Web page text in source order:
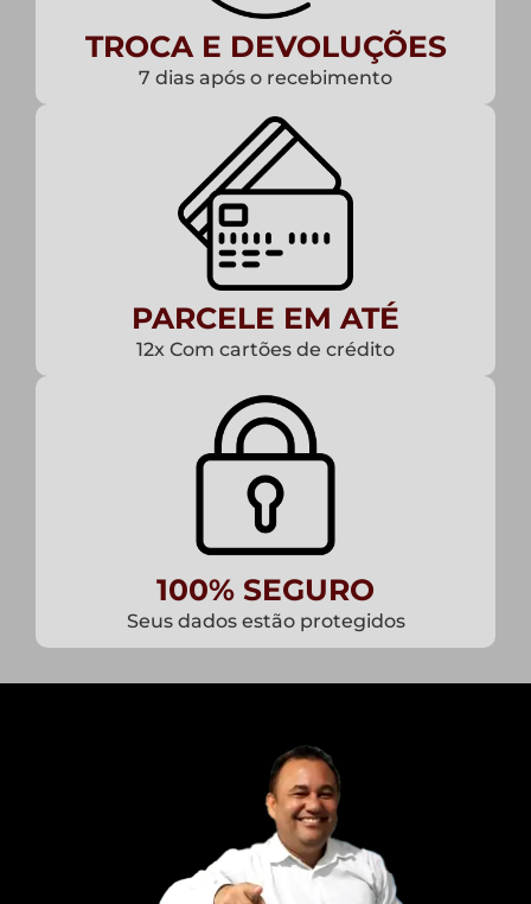
TROCA E DEVOLUÇÕES
7 dias após o recebimento
PARCELE EM ATÉ
12x Com cartões de crédito
100% SEGURO
Seus dados estão protegidos